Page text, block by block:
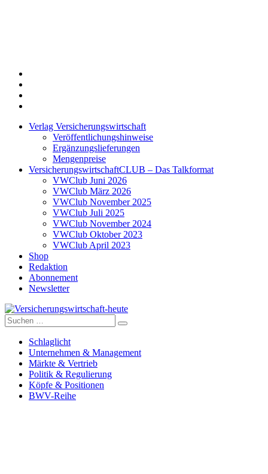
Verlag Versicherungswirtschaft
Veröffentlichungshinweise
Ergänzungslieferungen
Mengenpreise
VersicherungswirtschaftCLUB – Das Talkformat
VWClub Juni 2026
VWClub März 2026
VWClub November 2025
VWClub Juli 2025
VWClub November 2024
VWClub Oktober 2023
VWClub April 2023
Shop
Redaktion
Abonnement
Newsletter
Versicherungswirtschaft-heute
Suche
nach:
Schlaglicht
Unternehmen & Management
Märkte & Vertrieb
Politik & Regulierung
Köpfe & Positionen
BWV-Reihe